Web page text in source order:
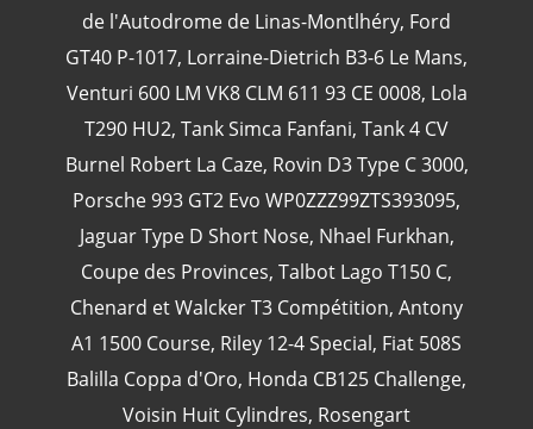
de l'Autodrome de Linas-Montlhéry, Ford
GT40 P-1017, Lorraine-Dietrich B3-6 Le Mans,
Venturi 600 LM VK8 CLM 611 93 CE 0008, Lola
T290 HU2, Tank Simca Fanfani, Tank 4 CV
Burnel Robert La Caze, Rovin D3 Type C 3000,
Porsche 993 GT2 Evo WP0ZZZ99ZTS393095,
Jaguar Type D Short Nose, Nhael Furkhan,
Coupe des Provinces, Talbot Lago T150 C,
Chenard et Walcker T3 Compétition, Antony
A1 1500 Course, Riley 12-4 Special, Fiat 508S
Balilla Coppa d'Oro, Honda CB125 Challenge,
Voisin Huit Cylindres, Rosengart
CATÉGORIES
24 Heures Du Mans (18)
Henri Pescarolo(8)
24 Heures Du Mans 1963 (5)
24 Heures Du Mans 1967(5)
Artcar(5)